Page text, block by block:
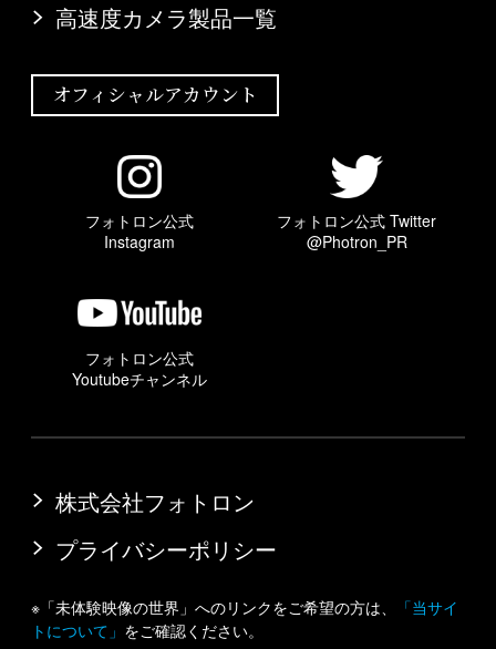
高速度カメラ製品一覧
オフィシャルアカウント
フォトロン公式
Instagram
フォトロン公式 Twitter
@Photron_PR
フォトロン公式
Youtubeチャンネル
株式会社フォトロン
プライバシーポリシー
※「未体験映像の世界」へのリンクをご希望の方は、
「当サイ
トについて」 をご確認ください。